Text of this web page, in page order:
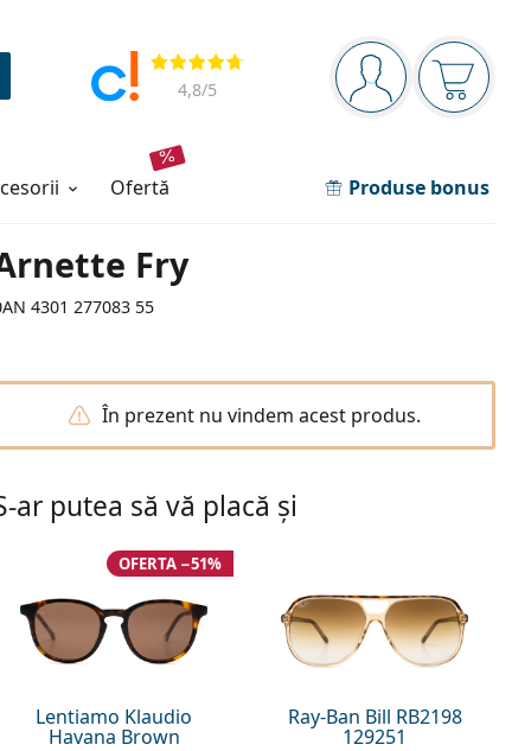
Panou de navigare
Sunteți logat
Coșul
Opinii
4,8/5
ofertă Produse bonus
Fry
4301 277083 55
În prezent nu vindem acest produs.
ar putea să vă placă și
Lentiamo Klaudio
Havana Brown
OFERTA −51%
Ray-Ban Bill RB2198
129251